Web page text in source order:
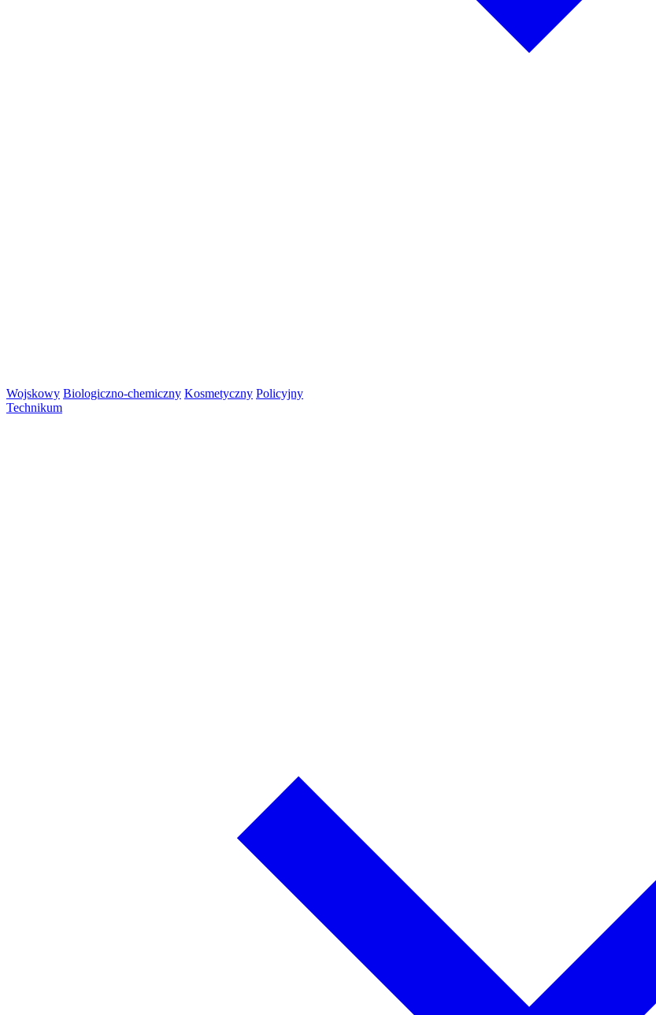
Wojskowy Biologiczno-chemiczny Kosmetyczny Policyjny
Technikum